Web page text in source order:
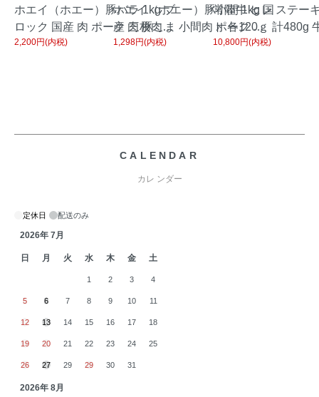
ホエイ（ホエー）豚バラ 1kg ブ
ロック 国産 肉 ポーク 三枚肉
カルビ 角煮 チャーシュー 焼き
2,200円(内税)
ホエイ（ホエー）豚小間 1kg 国
産 肉 豚こま 小間肉 ポーク 炒
め物 カレー 焼きそば 鍋 肉じゃ
1,298円(内税)
常陸牛 ヒレ ステー
ト 各120ｇ 計480g
ィレ tenderloin
10,800円(内税)
CALENDAR
カレ ンダー
定休日 配送のみ
2026年 7月
日 月 火 水 木 金 土
1 2 3 4
5 6 7 8 9 10 11
12 13 14 15 16 17 18
19 20 21 22 23 24 25
26 27 29 29 30 31
2026年 8月